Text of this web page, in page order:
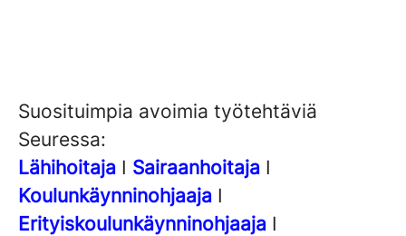
Suosituimpia avoimia työtehtäviä
Seuressa:
Lähihoitaja I Sairaanhoitaja I
Koulunkäynninohjaaja I
Erityiskoulunkäynninohjaaja I